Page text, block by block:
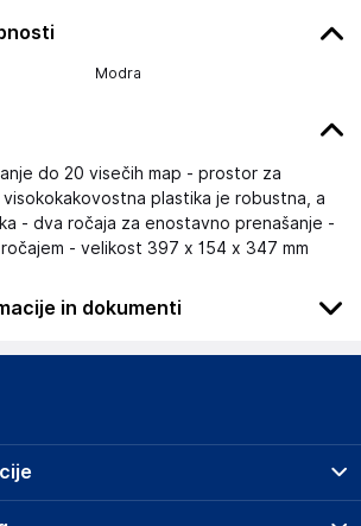
Modra
do 20 visečih map - prostor za
plastika je robustna, a
- dva ročaja za enostavno prenašanje -
- velikost 397 x 154 x 347 mm
in dokumenti
Jochheim GmbH &amp; Co. KG